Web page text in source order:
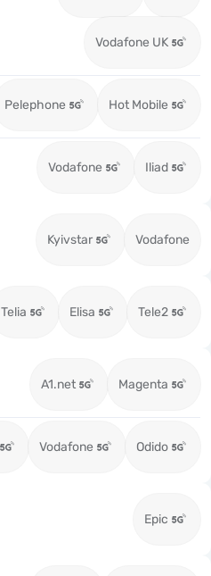
Vodafone UK
Pelephone Hot Mobile
Vodafone Iliad
Kyivstar Vodafone
Telia Elisa Tele2
A1.net Magenta
Vodafone Odido
Epic